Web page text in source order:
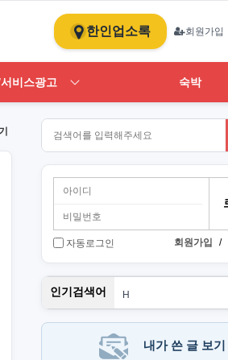
한인업소록 회원가입
비스광고 숙박
자동로그인 회원가입 /
인기검색어
H
1
뉴몰
PT
내가 쓴 글 보기